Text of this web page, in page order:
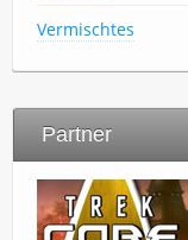
Vermischtes
Partner